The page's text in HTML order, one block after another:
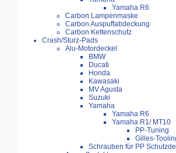
Yamaha R6
Carbon Lampenmaske
Carbon Auspuffabdeckung
Carbon Kettenschutz
Crash/Sturz-Pads
Alu-Motordeckel
BMW
Ducati
Honda
Kawasaki
MV Agusta
Suzuki
Yamaha
Yamaha R6
Yamaha R1/ MT10
PP-Tuning
Gilles-
Schrauben für PP